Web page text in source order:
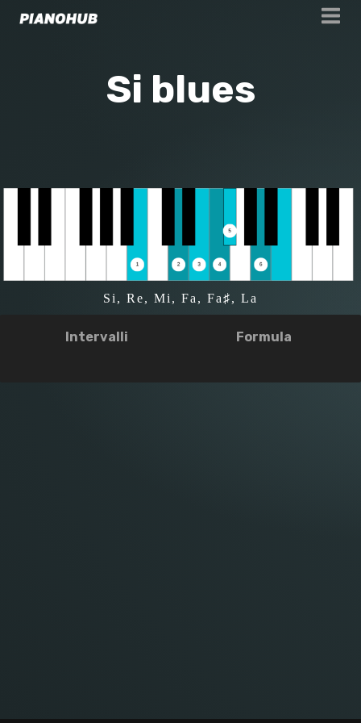
Si blues
Si, Re, Mi, Fa, Fa♯, La
Intervalli Formula